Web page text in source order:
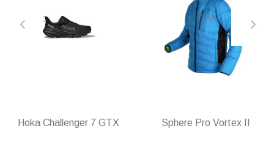
Hoka Challenger 7 GTX Sphere Pro Vortex II